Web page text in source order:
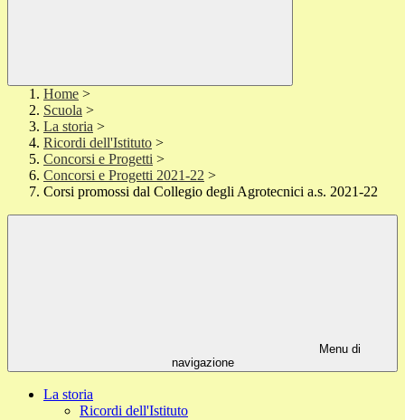
Home >
Scuola >
La storia >
Ricordi dell'Istituto >
Concorsi e Progetti >
Concorsi e Progetti 2021-22 >
Corsi promossi dal Collegio degli Agrotecnici a.s. 2021-22
Menu di
navigazione
La storia
Ricordi dell'Istituto